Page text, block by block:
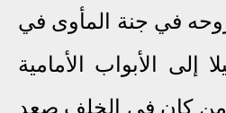
في جنة المأوى في
إلى الأبواب الأمامية
كان في الخلف صعد